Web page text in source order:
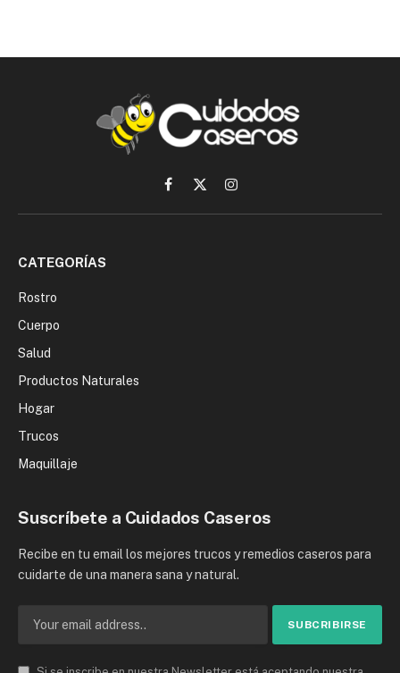
Facebook
X
(Twitter)
Instagram
CATEGORÍAS
Rostro
Cuerpo
Salud
Productos Naturales
Hogar
Trucos
Maquillaje
Suscríbete a Cuidados Caseros
Recibe en tu email los mejores trucos y remedios caseros para
cuidarte de una manera sana y natural.